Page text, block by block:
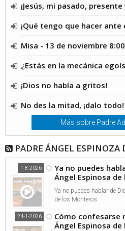
¡Jesús, mi pasado,
¡Qué tengo que hacer ante
Misa - 13 de noviembre 8:00
¿Estás en la mecánica
¡Dios no habla a gritos!
No des la mitad, ¡dalo todo!
Más sobre Padre
PADRE ÁNGEL ESPINOZA
Ya no puedes
Ángel Espinosa
1-8-2026
Ya no puedes hablar de
de los Monteros
Cómo confesarse
Ángel Espinosa
24-1-2026